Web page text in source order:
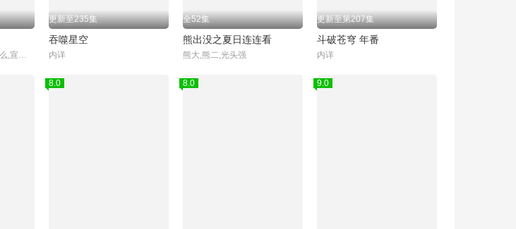
鲤,刘晴,赵双,楚越,阎么么,宣晓鸣
更新至235集
吞噬星空
内详
全52集
熊出没之夏日连连看
熊大,熊二,光头强
更新至第207集
斗破苍穹 年番
内详
8.0 8.0 9.0